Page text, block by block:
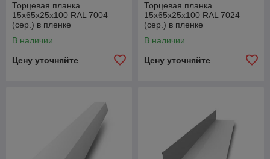
Торцевая планка
15х65х25х100 RAL 7004
(сер.) в пленке
В наличии
Цену уточняйте
Торцевая планка
15х65х25х100 RAL 7024
(сер.) в пленке
В наличии
Цену уточняйте